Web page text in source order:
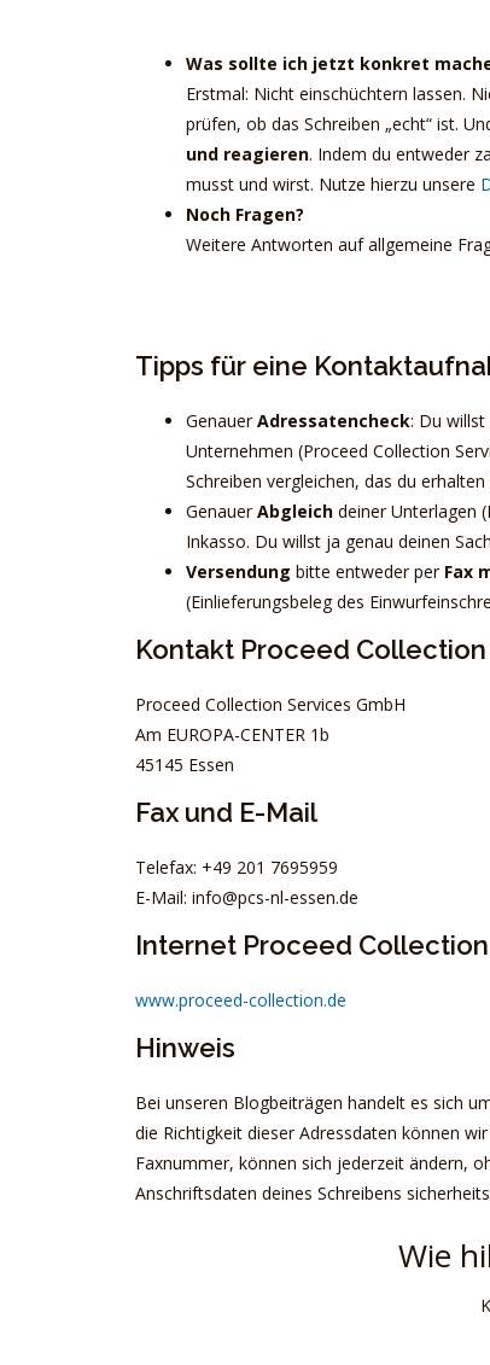
Was sollte ich jetzt konkret
Erstmal: Nicht einschüchtern lassen.
prüfen, ob das Schreiben „echt“ ist.
und reagieren. Indem du entweder
musst und wirst. Nutze hierzu unsere
Noch Fragen?
Weitere Antworten auf allgemeine
Tipps für eine
GenauerAdressatencheck: Du
Unternehmen (Proceed Collection
Schreiben vergleichen, das du erhalten
GenauerAbgleich deiner Unterlagen
Inkasso. Du willst ja genau deinen
Versendung bitte entweder per Fax
(Einlieferungsbeleg des
Kontakt Proceed
Proceed Collection Services GmbH
Am EUROPA-CENTER 1b
45145 Essen
Fax und E-Mail
Telefax: +49 201 7695959
E-Mail: info@pcs-nl-essen.de
Internet Proceed
www.proceed-collection.de
Hinweis
Bei unseren Blogbeiträgen handelt es sich
die Richtigkeit dieser Adressdaten können
Faxnummer, können sich jederzeit ändern,
Anschriftsdaten deines Schreibens
Wie